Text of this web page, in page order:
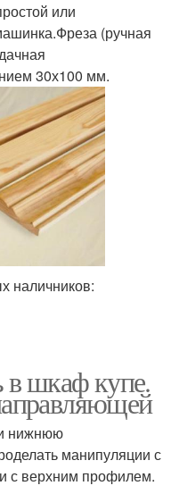
или
(ручная
30х100 мм.
наличников:
в шкаф купе.
нижнюю
манипуляции с
с верхним профилем.